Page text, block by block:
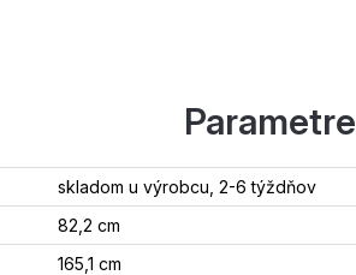
Parametre
skladom u výrobcu, 2-6 týždňov
82,2 cm
165,1 cm